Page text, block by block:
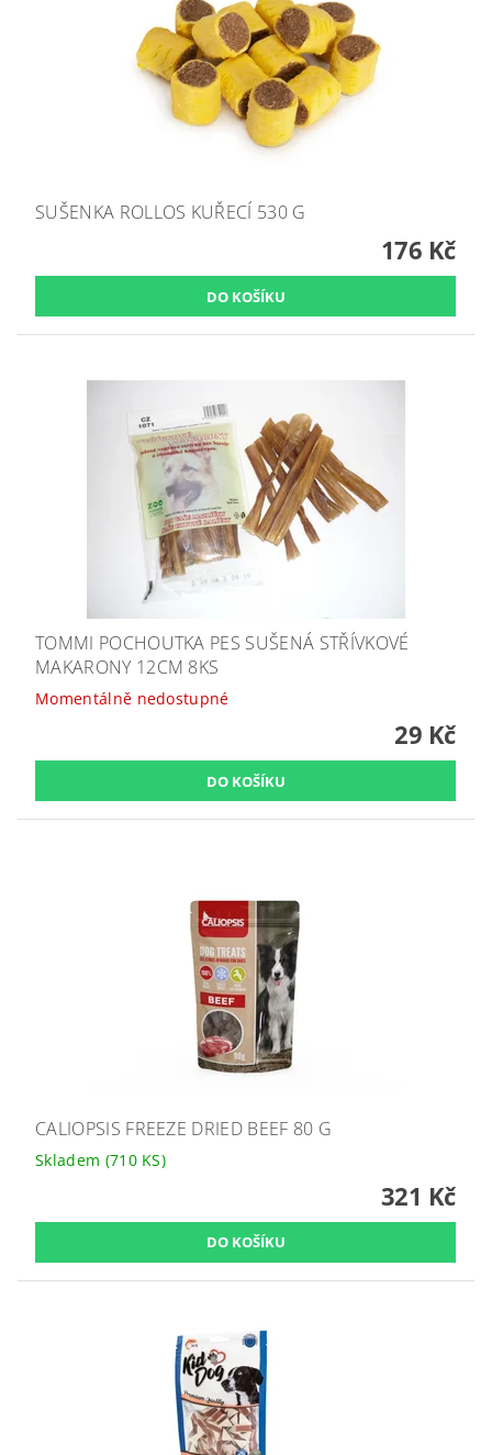
SUŠENKA ROLLOS KUŘECÍ 530 G
176 Kč
TOMMI POCHOUTKA PES SUŠENÁ STŘÍVKOVÉ
MAKARONY 12CM 8KS
Momentálně nedostupné
29 Kč
CALIOPSIS FREEZE DRIED BEEF 80 G
Skladem (710 KS)
321 Kč